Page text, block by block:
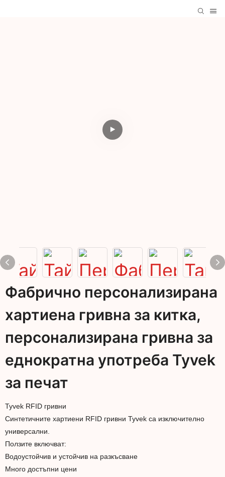
Фабрично персонализирана
хартиена гривна за китка,
персонализирана гривна за
еднократна употреба Tyvek
за печат
Tyvek RFID гривни
Синтетичните хартиени RFID гривни Tyvek са изключително
универсални.
Ползите включват:
Водоустойчив и устойчив на разкъсване
Много достъпни цени